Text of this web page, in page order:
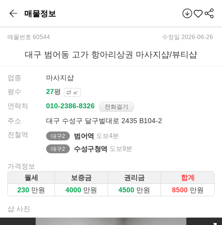
매물정보
매물번호 60544 수정일 2026-06-26
대구 범어동 고가 항아리상권 마사지샵/뷰티샵
업종
마사지샵
평수
평 ㎡
연락처 전화걸기
주소
대구 수성구 달구벌대로 2435 B104-2
전철역
대구2 범어역 도보4분
대구2 수성구청역 도보9분
가격정보
월세
보증금 권리금
합계
만원
만원 만원 만원
샵 사진